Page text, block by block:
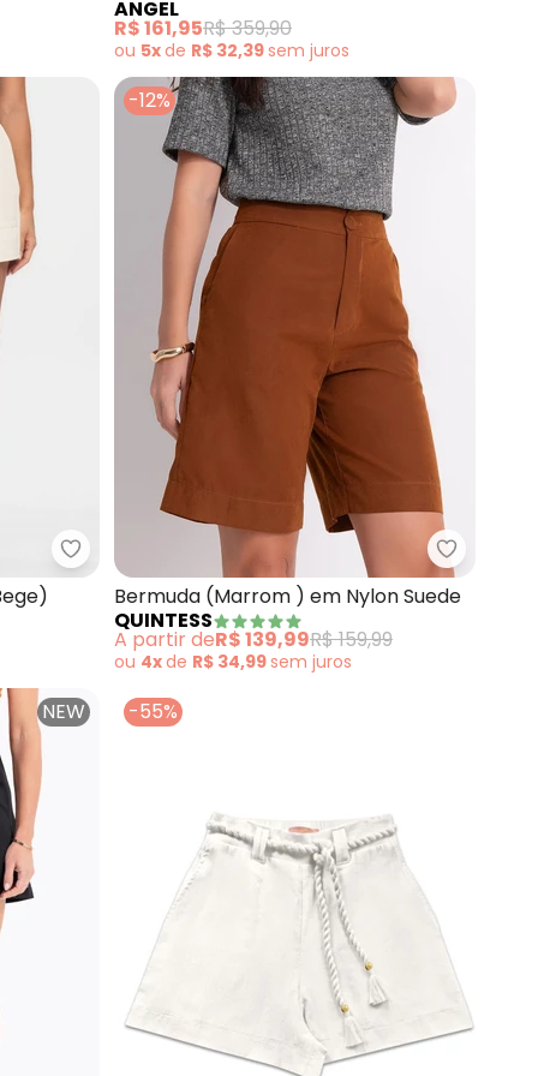
ANGEL
R$ 161,95R$ 359,90
ou 5xde R$ 32,39sem juros
Endless - Shorts Feminino Sintético (Bege)
-12%
Quintess
Bermuda (Marrom ) em Nylon Suede
QUINTESS
A partir deR$ 139,99R$ 159,99
ou 4xde R$ 34,99sem juros
NEW -55%